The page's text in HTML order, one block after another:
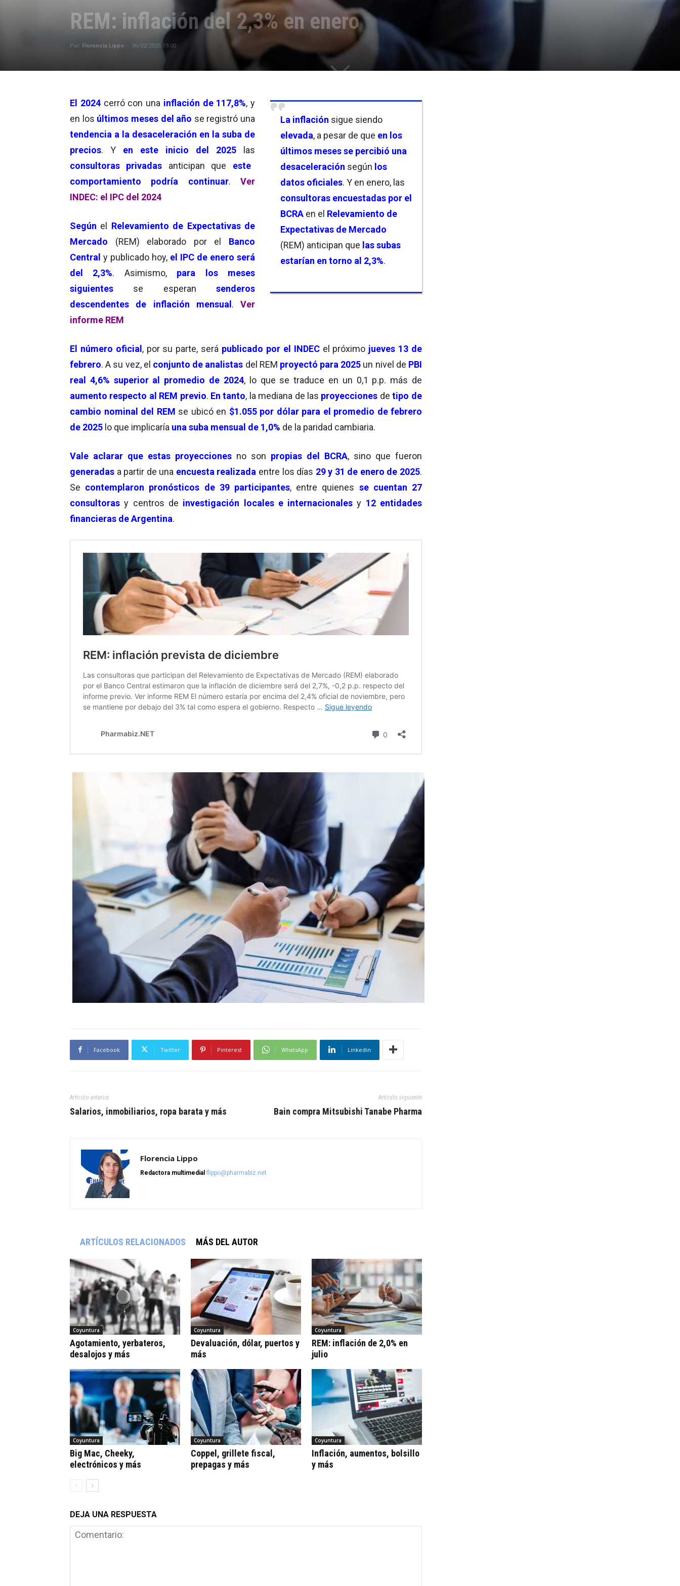
REM: inflación del 2,3% en enero
Por Florencia Lippo - 06/02/2025 19:00
La inflación sigue siendo
elevada, a pesar de que en los
últimos meses se percibió una
desaceleración según los
datos oficiales. Y en enero, las
consultoras encuestadas por el
BCRA en el Relevamiento de
Expectativas de Mercado
(REM) anticipan que las subas
estarían en torno al 2,3%.
El 2024cerró con una inflación de 117,8%, y
en los últimos meses del año se registró una
tendencia a la desaceleración en la suba de
precios. Y en este inicio del 2025 las
consultoras privadas anticipan que este
comportamiento podría continuar.Ver
INDEC: el IPC del 2024
Según el Relevamiento de Expectativas de
Mercado
(REM) elaborado por el Banco
Central y publicado hoy, el IPC de enero será
del 2,3%. Asimismo, para los meses
siguientes
se esperan senderos
descendentes de inflación mensual.
Ver
informe REM
El número oficial, por su parte, será publicado por el INDECel próximo jueves 13 de
febrero. A su vez, el conjunto de analistas del REM proyectó para 2025 un nivel de PBI
real 4,6% superior al promedio de 2024, lo que se traduce en un 0,1 p.p. más de
aumento respecto al REM previo. En tanto, la mediana de las proyecciones detipo de
cambio nominal del REM se ubicó en $1.055 por dólar para el promedio de febrero
de 2025 lo que implicaría una suba mensual de 1,0% de la paridad cambiaria.
Vale aclarar que estas proyecciones no son propias del BCRA, sino que fueron
generadas a partir de una encuesta realizada entre los días 29 y 31 de enero de 2025.
Se contemplaron pronósticos de 39 participantes, entre quienes se cuentan 27
consultoras y centros de investigación locales e internacionales y 12 entidades
financieras de Argentina.
Facebook Twitter Pinterest WhatsApp Linkedin
Artículo anterior
Salarios, inmobiliarios, ropa barata y más
Artículo siguiente
Bain compra Mitsubishi Tanabe Pharma
Florencia Lippo
Redactora multimedial flippo@pharmabiz.net
ARTÍCULOS RELACIONADOS MÁS DEL AUTOR
Coyuntura
Agotamiento, yerbateros,
desalojos y más
Coyuntura
Devaluación, dólar, puertos y
más
Coyuntura
REM: inflación de 2,0% en
julio
Coyuntura
Big Mac, Cheeky,
electrónicos y más
Coyuntura
Coppel, grillete fiscal,
prepagas y más
Coyuntura
Inflación, aumentos, bolsillo
y más
DEJA UNA RESPUESTA